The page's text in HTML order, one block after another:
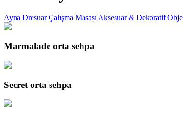
Ayna Dresuar Çalışma Masası Aksesuar & Dekoratif Obje
Marmalade orta sehpa
Secret orta sehpa